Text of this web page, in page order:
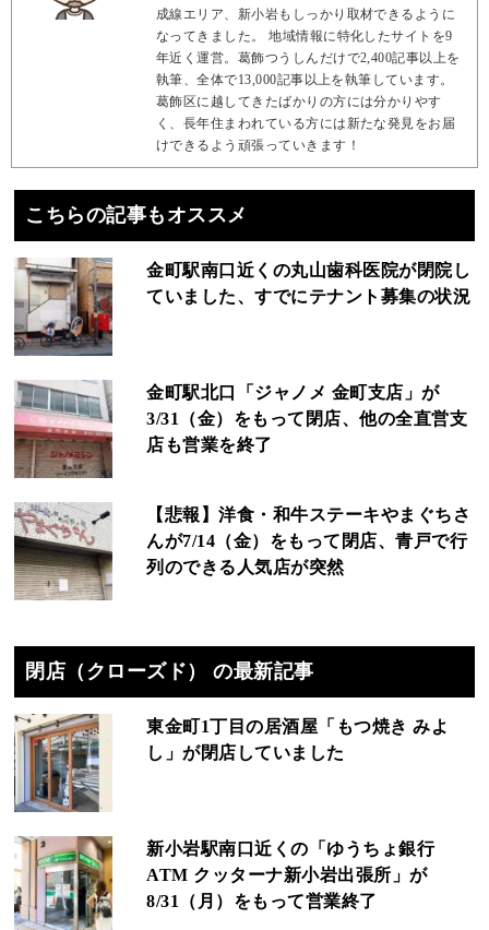
成線エリア、新小岩もしっかり取材できるように
なってきました。 地域情報に特化したサイトを9
年近く運営。葛飾つうしんだけで2,400記事以上を
執筆、全体で13,000記事以上を執筆しています。
葛飾区に越してきたばかりの方には分かりやす
く、長年住まわれている方には新たな発見をお届
けできるよう頑張っていきます！
こちらの記事もオススメ
金町駅南口近くの丸山歯科医院が閉院し
ていました、すでにテナント募集の状況
金町駅北口「ジャノメ 金町支店」が
3/31（金）をもって閉店、他の全直営支
店も営業を終了
【悲報】洋食・和牛ステーキやまぐちさ
んが7/14（金）をもって閉店、青戸で行
列のできる人気店が突然
閉店（クローズド） の最新記事
東金町1丁目の居酒屋「もつ焼き みよ
し」が閉店していました
新小岩駅南口近くの「ゆうちょ銀行
ATM クッターナ新小岩出張所」が
8/31（月）をもって営業終了